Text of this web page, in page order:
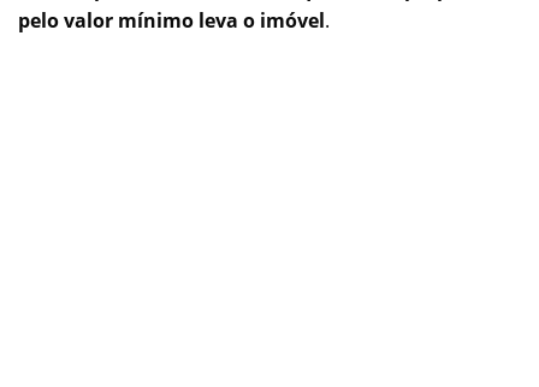
pelo valor mínimo leva o imóvel.